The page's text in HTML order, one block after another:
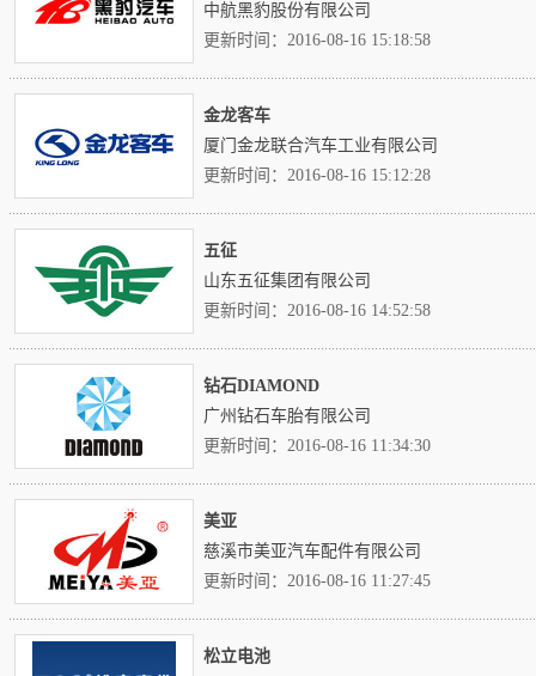
中航黑豹股份有限公司
更新时间：2016-08-16 15:18:58
金龙客车
厦门金龙联合汽车工业有限公司
更新时间：2016-08-16 15:12:28
五征
山东五征集团有限公司
更新时间：2016-08-16 14:52:58
钻石DIAMOND
广州钻石车胎有限公司
更新时间：2016-08-16 11:34:30
美亚
慈溪市美亚汽车配件有限公司
更新时间：2016-08-16 11:27:45
松立电池